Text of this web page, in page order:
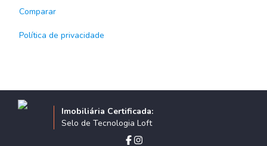
Comparar
Política de privacidade
Imobiliária Certificada:
Selo de Tecnologia Loft